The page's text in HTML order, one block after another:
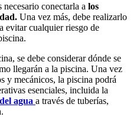
conectarla a los
Una vez más, debe realizarlo
evitar cualquier riesgo de
se debe considerar dónde se
llegarán a la piscina. Una vez
y mecánicos, la piscina podrá
esenciales, incluida la
agua a través de tuberías,